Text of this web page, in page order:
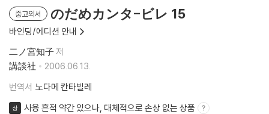
중고외서 のだめカンタ-ビレ 15
바인딩/에디션 안내
二ノ宮知子저
講談社
2006.06.13.
번역서 노다메 칸타빌레
상 사용 흔적 약간 있으나, 대체적으로 손상 없는 상품